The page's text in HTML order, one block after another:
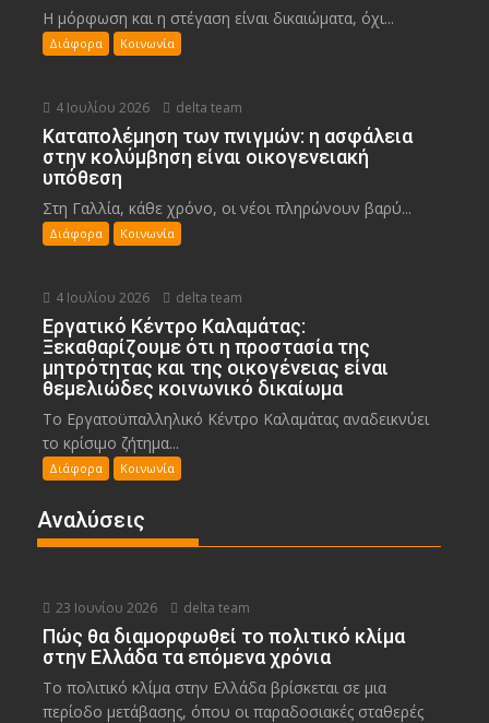
Η μόρφωση και η στέγαση είναι δικαιώματα, όχι...
Διάφορα Κοινωνία
4 Ιουλίου 2026 delta team
Καταπολέμηση των πνιγμών: η ασφάλεια
στην κολύμβηση είναι οικογενειακή
υπόθεση
Στη Γαλλία, κάθε χρόνο, οι νέοι πληρώνουν βαρύ...
Διάφορα Κοινωνία
4 Ιουλίου 2026 delta team
Εργατικό Κέντρο Καλαμάτας:
Ξεκαθαρίζουμε ότι η προστασία της
μητρότητας και της οικογένειας είναι
θεμελιώδες κοινωνικό δικαίωμα
Το Εργατοϋπαλληλικό Κέντρο Καλαμάτας αναδεικνύει
το κρίσιμο ζήτημα...
Διάφορα Κοινωνία
Αναλύσεις
23 Ιουνίου 2026 delta team
Πώς θα διαμορφωθεί το πολιτικό κλίμα
στην Ελλάδα τα επόμενα χρόνια
Το πολιτικό κλίμα στην Ελλάδα βρίσκεται σε μια
περίοδο μετάβασης, όπου οι παραδοσιακές σταθερές